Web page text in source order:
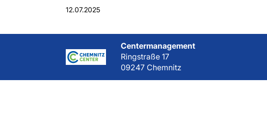
12.07.2025
Centermanagement
Ringstraße 17
09247 Chemnitz